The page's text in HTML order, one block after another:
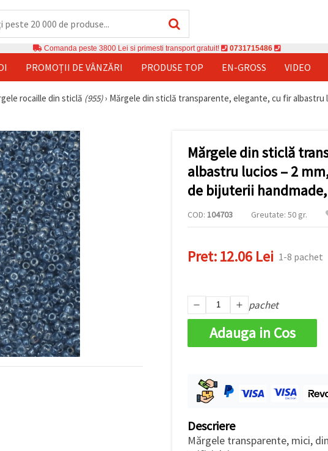
Comanda peste 3800 Lei si primesti transport gratuit! 0731715486
PROMOȚII DE VÂNZĂRI PRODUSE TOP EN-GROSS VIDEO
rocaille din sticlă (955)› Mărgele din sticlă transparente, elegante, cu fir albastru
Mărgele din sticlă
albastru lucios – 2
de bijuterii
COD: 104703 Greutate: 50 gr.
Pret:12.06 Lei 1-8 pachet
pachet
Adauga in Cos
Descriere
Mărgele transparente, mici,